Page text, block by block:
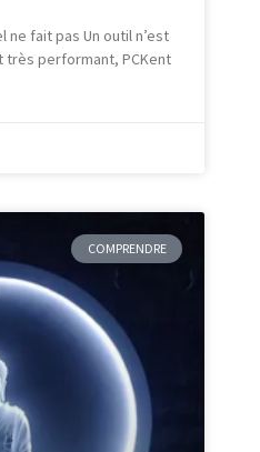
fait pas Un outil n’est
très performant, PCKent
COMPRENDRE